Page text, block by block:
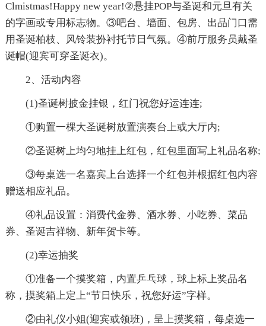
Clmistmas!Happy new year!②悬挂POP与圣诞和元旦有关
的字画或专用标志物。③吧台、墙面、包房、出品门口需
用圣诞柏枝、风铃装扮衬托节日气氛。④前厅服务员戴圣
诞帽(迎宾可穿圣诞衣)。
2、活动内容
(1)圣诞树披金挂银，红门祝您好运连连;
①购置一棵大圣诞树放置演奏台上或大厅内;
②圣诞树上均匀地挂上红包，红包里面写上礼品名称;
③每桌选一名嘉宾上台选择一个红包并根据红包内容
赠送相应礼品。
④礼品设置：消费代金券、酒水券、小吃券、菜品
券、圣诞吉祥物、新年贺卡等。
(2)幸运抽奖
①准备一个摸奖箱，内置乒乓球，球上标上奖品名
称，摸奖箱上定上“节日快乐，祝您好运”字样。
②由礼仪小姐(迎宾或领班)，呈上摸奖箱，每桌选一